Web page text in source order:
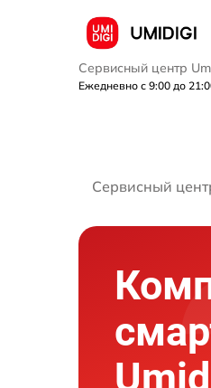
Сервисный центр
Ежедневно с 9:00 до
Сервисный